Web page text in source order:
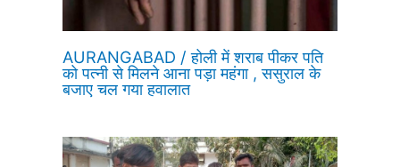
AURANGABAD / होली में शराब पीकर पति
को पत्नी से मिलने आना पड़ा महंगा , ससुराल के
बजाए चल गया हवालात